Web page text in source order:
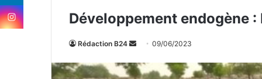
Développement endogène
Rédaction B24
v
09/06/2023